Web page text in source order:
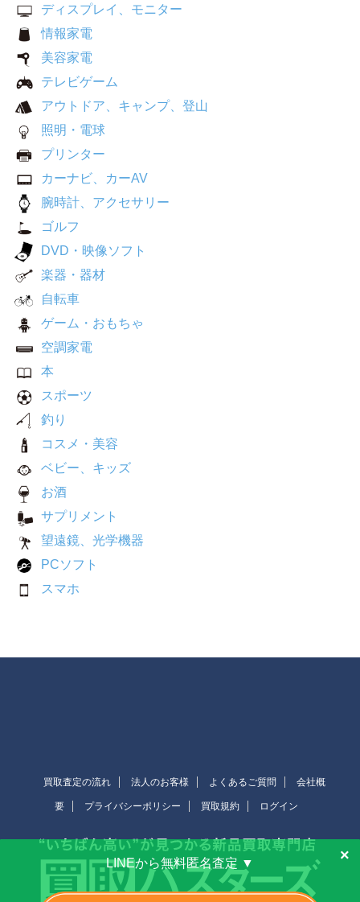
ディスプレイ、モニター
情報家電
美容家電
テレビゲーム
アウトドア、キャンプ、登山
照明・電球
プリンター
カーナビ、カーAV
腕時計、アクセサリー
ゴルフ
DVD・映像ソフト
楽器・器材
自転車
ゲーム・おもちゃ
空調家電
本
スポーツ
釣り
コスメ・美容
ベビー、キッズ
お酒
サプリメント
望遠鏡、光学機器
PCソフト
スマホ
買取査定の流れ 法人のお客様 よくあるご質問 会社概
要 プライバシーポリシー 買取規約 ログイン
LINEから無料匿名査定 ▼ ×